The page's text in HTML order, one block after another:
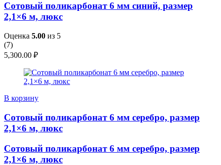
Сотовый поликарбонат 6 мм синий, размер
2,1×6 м, люкс
Оценка 5.00 из 5
(7)
5,300.00 ₽
В корзину
Сотовый поликарбонат 6 мм серебро, размер
2,1×6 м, люкс
Сотовый поликарбонат 6 мм серебро, размер
2,1×6 м, люкс